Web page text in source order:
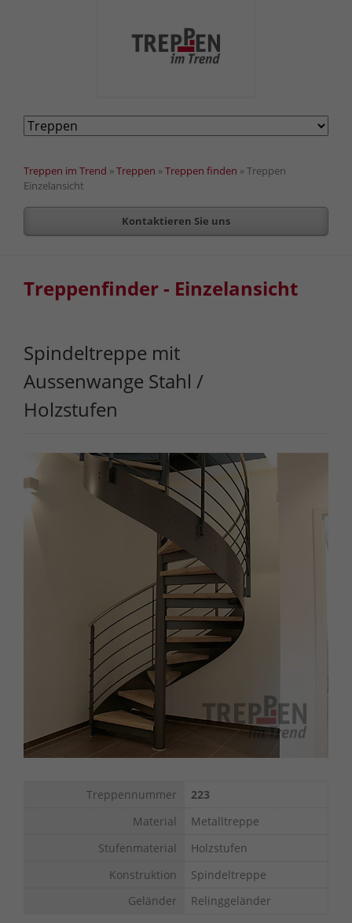
Navigation
überspringen
Treppen im Trend »Treppen »Treppen finden »Treppen
Einzelansicht
Kontaktieren Sie uns
Treppenfinder - Einzelansicht
Spindeltreppe mit
Aussenwange Stahl /
Holzstufen
Treppennummer
223
Material
Metalltreppe
Stufenmaterial
Holzstufen
Konstruktion
Spindeltreppe
Geländer
Relinggeländer